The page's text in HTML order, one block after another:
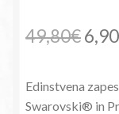
49,80€
je
6,90
Edinstvena
Swarovski® in